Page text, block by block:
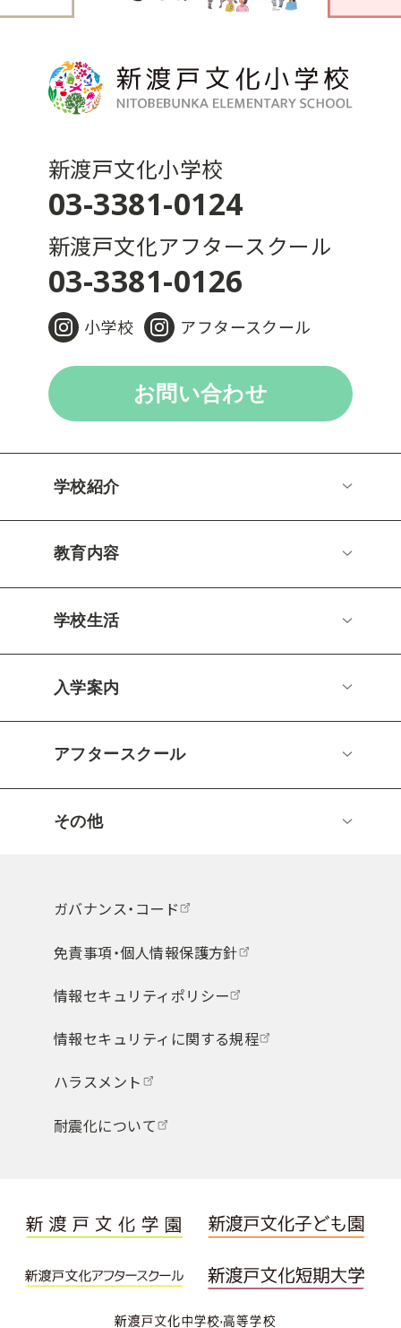
新渡戸文化小学校
03-3381-0124
新渡戸文化アフタースクール
03-3381-0126
小学校 アフタースクール
お問い合わせ
学校紹介
教育内容
学校生活
入学案内
アフタースクール
その他
ガバナンス・コード
免責事項・個人情報保護方針
情報セキュリティポリシー
情報セキュリティに関する規程
ハラスメント
耐震化について